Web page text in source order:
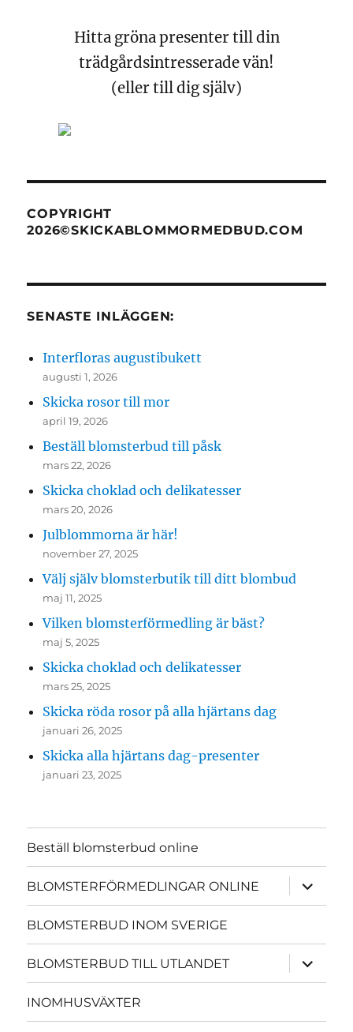
Hitta gröna presenter till din
trädgårdsintresserade vän!
(eller till dig själv)
COPYRIGHT
2026©SKICKABLOMMORMEDBUD.COM
SENASTE INLÄGGEN:
Interfloras augustibukett
augusti 1, 2026
Skicka rosor till mor
april 19, 2026
Beställ blomsterbud till påsk
mars 22, 2026
Skicka choklad och delikatesser
mars 20, 2026
Julblommorna är här!
november 27, 2025
Välj själv blomsterbutik till ditt blombud
maj 11, 2025
Vilken blomsterförmedling är bäst?
maj 5, 2025
Skicka choklad och delikatesser
mars 25, 2025
Skicka röda rosor på alla hjärtans dag
januari 26, 2025
Skicka alla hjärtans dag-presenter
januari 23, 2025
Beställ blomsterbud online
BLOMSTERFÖRMEDLINGAR ONLINE
BLOMSTERBUD INOM SVERIGE
BLOMSTERBUD TILL UTLANDET
INOMHUSVÄXTER